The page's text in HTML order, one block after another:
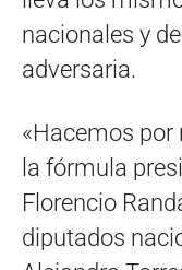
nacionales y
adversaria.
«Hacemos por
la fórmula
Florencio
diputados